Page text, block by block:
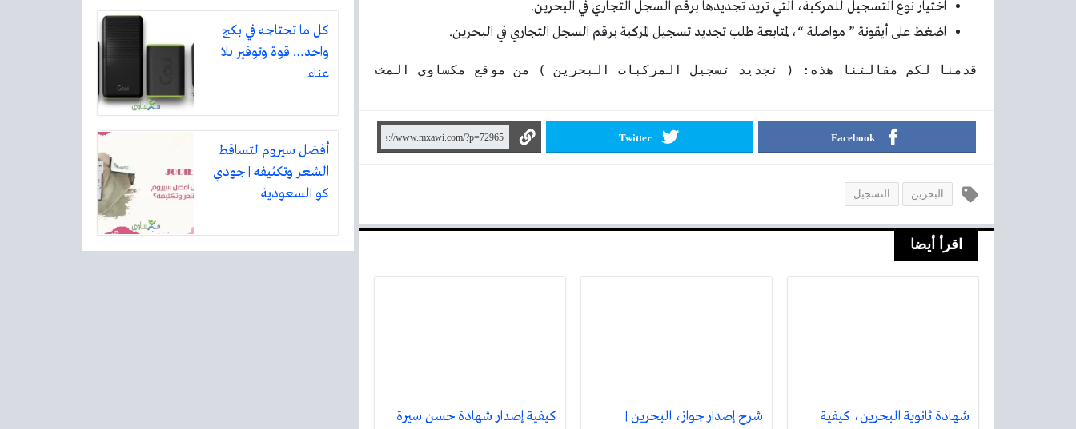
اختيار نوع التسجيل للمركبة، التي تريد تجديدها برقم السجل التجاري في البحرين.
اضغط على أيقونة ” مواصلة “، لمتابعة طلب تجديد تسجيل المركبة برقم السجل التجاري في البحرين.
قدمنا لكم مقالتنا هذه: ( تجديد تسجيل المركبات البحرين ) من موقع مكساوي المخصص لنشرت الخدمات الإلكترونية، والمعلومات الطبية.
Facebook
Twitter
البحرين التسجيل
اقرأ أيضا
شهادة ثانوية البحرين، كيفية
شرح إصدار جواز، البحرين |
كيفية إصدار شهادة حسن سيرة
كل ما تحتاجه في بكج
واحد… قوة وتوفير بلا
عناء
أفضل سيروم لتساقط
الشعر وتكثيفه | جودي
كو السعودية